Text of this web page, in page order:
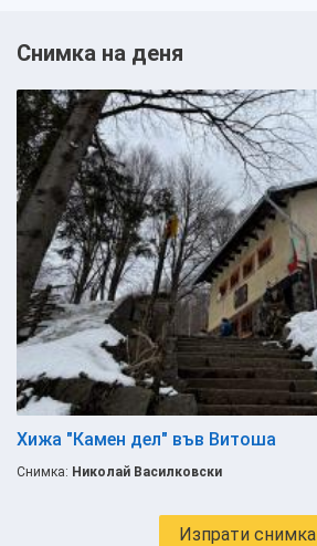
Снимка на деня
Хижа "Камен дел" във Витоша
Снимка: Николай Василковски
Изпрати снимка